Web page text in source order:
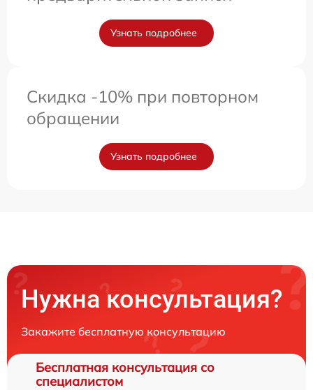
Узнать подробнее
Скидка -10% при повторном
обращении
Узнать подробнее
Нужна консультация?
Закажите бесплатную консультацию
Бесплатная консультация со
специалистом